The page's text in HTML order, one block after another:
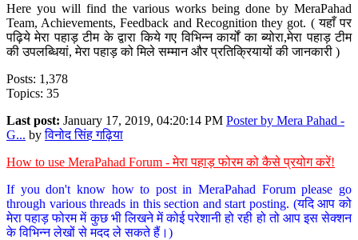
Here you will find the various works being done by MeraPahad
Team, Achievements, Feedback and Recognition they got. ( यहाँ पर
पढ़िये मेरा पहाड़ टीम के द्वारा किये गए विभिन्न कार्यों का ब्योरा,मेरा पहाड़ टीम
की उपलब्धियां, मेरा पहाड़ को मिले सम्मान और प्रतिक्रियायों की जानकारी )
Posts: 1,378
Topics: 35
Last post: January 17, 2019, 04:20:14 PM Poster by Mera Pahad -
G... byविनोद सिंह गढ़िया
How to use MeraPahad Forum - मेरा पहाड़ फोरम को कैसे प्रयोग करें!
If you don't know how to post in MeraPahad Forum please go
through various threads in this section and start posting. (यदि आप को
मेरा पहाड़ फोरम में कुछ भी लिखने में कोई परेशानी हो रही हो तो आप इस सेक्शन
के विभिन्न लेखों से मदद ले सकते हैं।)